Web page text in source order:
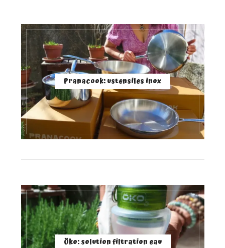
Pranacook: ustensiles inox
Öko: solution filtration eau